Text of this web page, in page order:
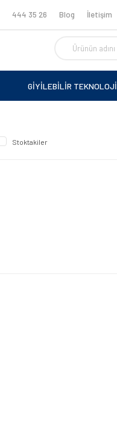
444 35 26 Blog İletişim
GİYİLEBİLİR TEKNOLOJİ
Stoktakiler